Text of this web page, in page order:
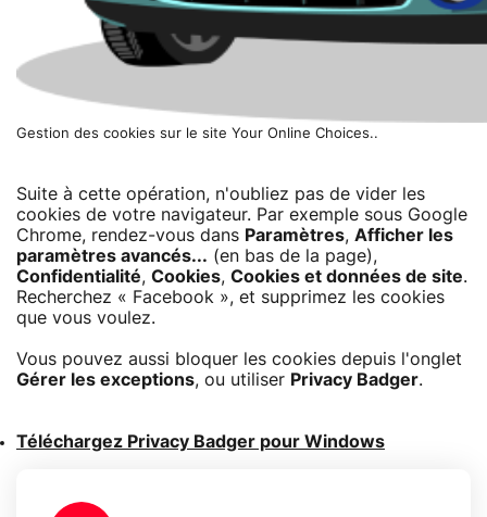
Gestion des cookies sur le site Your Online Choices..
Suite à cette opération, n'oubliez pas de vider les
cookies de votre navigateur. Par exemple sous Google
Chrome, rendez-vous dans Paramètres, Afficher les
paramètres avancés... (en bas de la page),
Confidentialité, Cookies, Cookies et données de site.
Recherchez « Facebook », et supprimez les cookies
que vous voulez.
Vous pouvez aussi bloquer les cookies depuis l'onglet
Gérer les exceptions, ou utiliser Privacy Badger.
Téléchargez Privacy Badger pour Windows